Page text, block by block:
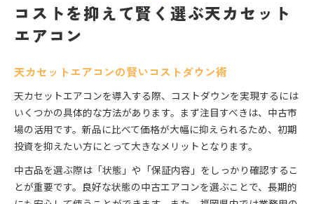
コストを抑えて賢く選ぶ天カセット
エアコン
天カセットエアコンの賢いコストダウン術
天カセットエアコンを導入する際、コストダウンを実現するには
いくつかの具体的な方法があります。まず注目すべきは、中古市
場の活用です。新品に比べて価格が大幅に抑えられるため、初期
投資を抑えたい方にとって大きなメリットとなります。
中古品を選ぶ際は「状態」や「保証内容」をしっかり確認するこ
とが重要です。良好な状態の中古エアコンを選ぶことで、長期的